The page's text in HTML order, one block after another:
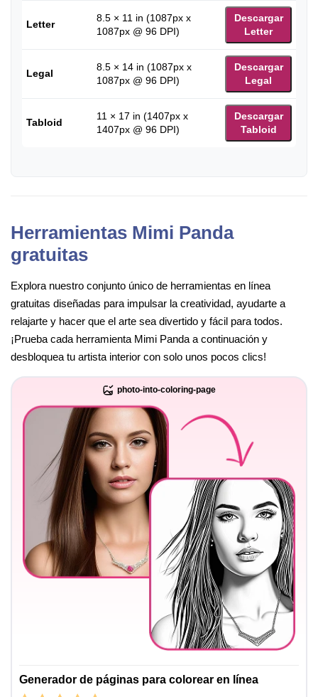
Letter
8.5 × 11 in (1087px x
1087px @ 96 DPI)
Descargar
Letter
Legal
8.5 × 14 in (1087px x
1087px @ 96 DPI)
Descargar
Legal
Tabloid
11 × 17 in (1407px x
1407px @ 96 DPI)
Descargar
Tabloid
Herramientas Mimi Panda
gratuitas
Explora nuestro conjunto único de herramientas en línea
gratuitas diseñadas para impulsar la creatividad, ayudarte a
relajarte y hacer que el arte sea divertido y fácil para todos.
¡Prueba cada herramienta Mimi Panda a continuación y
desbloquea tu artista interior con solo unos pocos clics!
photo-into-coloring-page
Generador de páginas para colorear en línea